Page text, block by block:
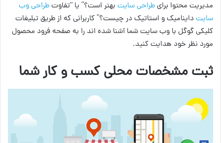
مدیریت محتوا برایطراحی سایت بهتر است؟” یا “تفاوتطراحی وب
سایت داینامیک و استاتیک در چیست؟” کاربرانی که از طریق تبلیغات
کلیکی گوگل با وب سایت شما آشنا شده اند را به صفحه فرود محصول
مورد نظر خود هدایت کنید.
ثبت مشخصات محلی کسب و کار شما